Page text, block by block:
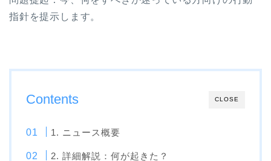
指針を提示します。
CLOSE
Contents
1. ニュース概要
2. 詳細解説：何が起きた？